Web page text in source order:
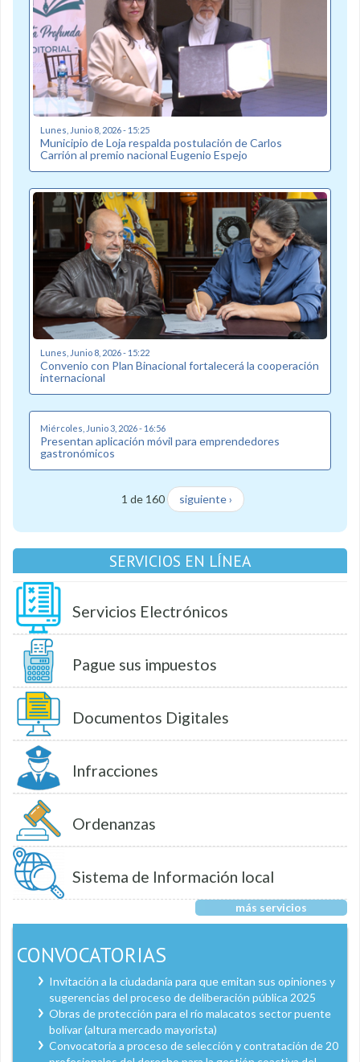
Lunes, Junio 8, 2026 - 15:25
Municipio de Loja respalda postulación de Carlos
Carrión al premio nacional Eugenio Espejo
Lunes, Junio 8, 2026 - 15:22
Convenio con Plan Binacional fortalecerá la cooperación
internacional
Miércoles, Junio 3, 2026 - 16:56
Presentan aplicación móvil para emprendedores
gastronómicos
1 de 160 siguiente ›
SERVICIOS EN LÍNEA
Servicios Electrónicos
Pague sus impuestos
Documentos Digitales
Infracciones
Ordenanzas
Sistema de Información local
más servicios
CONVOCATORIAS
Invitación a la ciudadanía para que emitan sus opiniones y
sugerencias del proceso de deliberación pública 2025
Obras de protección para el río malacatos sector puente
bolívar (altura mercado mayorista)
Convocatoria a proceso de selección y contratación de 20